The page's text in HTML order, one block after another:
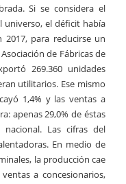
Si se considera el
el déficit había
2017, para reducirse un
de Fábricas de
269.360 unidades
utilitarios. Ese mismo
1,4% y las ventas a
apenas 29,0% de éstas
Las cifras del
En medio de
la producción cae
a concesionarios,